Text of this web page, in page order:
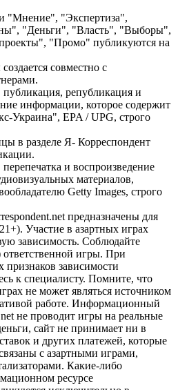
"Мнение", "Экспертиза",
"Деньги", "Власть", "Выборы",
"Промо" публикуются на
совместно с
републикация и
информации, которое содержит
Украина", EPA / UPG, строго
в разделе Я- Корреспондент
и воспроизведение
материалов,
Getty Images, строго
предназначены для
Участие в азартных играх
зависимость. Соблюдайте
игры. При
зависимости
к специалисту. Помните, что
не может являться источником
работе. Информационный
не проводит игры на реальные
сайт не принимает ни в
и других платежей, которые
с азартными играми,
Какие-либо
ресурсе